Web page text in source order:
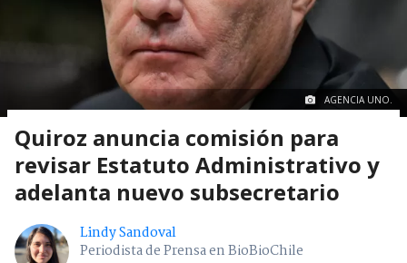
AGENCIA UNO.
Quiroz anuncia comisión para
revisar Estatuto Administrativo y
adelanta nuevo subsecretario
Lindy Sandoval
Periodista de Prensa en BioBioChile